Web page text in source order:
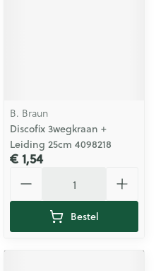
B. Braun
Discofix 3wegkraan +
Leiding 25cm 4098218
€ 1,54
Bestel